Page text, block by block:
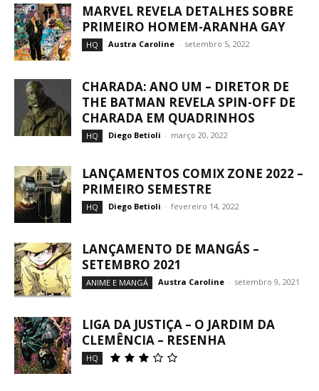
MARVEL REVELA DETALHES SOBRE
PRIMEIRO HOMEM-ARANHA GAY
HQ Austra Caroline - setembro 5, 2022
CHARADA: ANO UM – DIRETOR DE
THE BATMAN REVELA SPIN-OFF DE
CHARADA EM QUADRINHOS
HQ Diego Betioli - março 20, 2022
LANÇAMENTOS COMIX ZONE 2022 –
PRIMEIRO SEMESTRE
HQ Diego Betioli - fevereiro 14, 2022
LANÇAMENTO DE MANGÁS –
SETEMBRO 2021
ANIME E MANGÁ Austra Caroline - setembro 9, 2021
LIGA DA JUSTIÇA – O JARDIM DA
CLEMÊNCIA – RESENHA
HQ